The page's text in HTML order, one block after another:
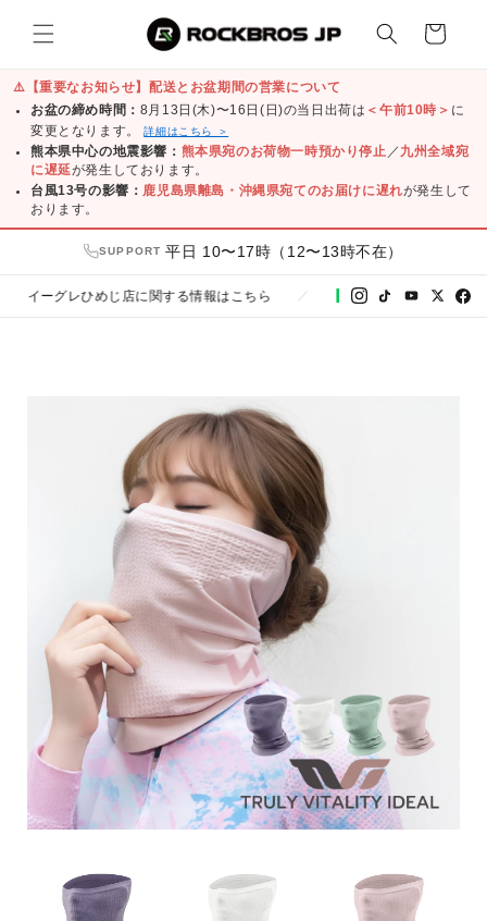
ンツに
進む
ー
⚠️
【重要なお知らせ】配送とお盆期間の営業について
お盆の締め時間： 8月13日(木)〜16日(日)の当日出荷は ＜午前10時＞ に
変更となります。詳細はこちら ＞
熊本県中心の地震影響： 熊本県宛のお荷物一時預かり停止 ／ 九州全域宛
に遅延が発生しております。
台風13号の影響： 鹿児島県離島・沖縄県宛てのお届けに遅れが発生して
おります。
SUPPORT 平日 10〜17時（12〜13時不在）
グレひめじ店に関する情報はこちら ／ LINE 友だち追加で300円ク